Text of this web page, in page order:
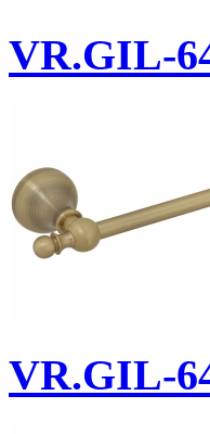
VR.GIL-
VR.GIL-